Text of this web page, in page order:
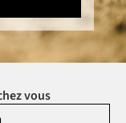
vous